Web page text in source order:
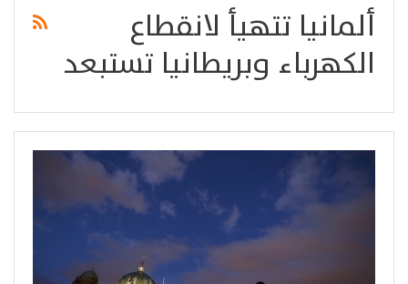
ألمانيا تتهيأ لانقطاع
الكهرباء وبريطانيا تستبعد